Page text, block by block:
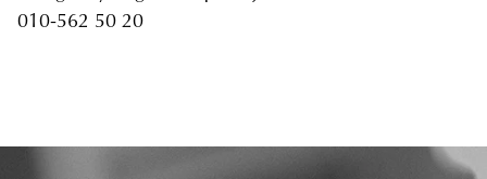
010-562 50 20